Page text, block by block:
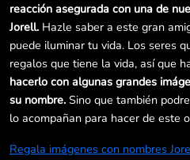
reacción asegurada con una de
Jorell. Hazle saber a este gran
puede iluminar tu vida. Los seres
regalos que tiene la vida, así que
hacerlo con algunas grandes
su nombre. Sino que también
lo acompañan para hacer de este
Regala imágenes con nombres